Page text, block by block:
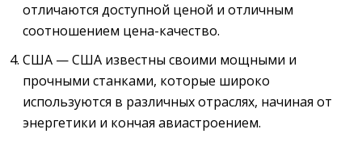
отличаются доступной ценой и отличным
соотношением цена-качество.
США — США известны своими мощными и
прочными станками, которые широко
используются в различных отраслях, начиная от
энергетики и кончая авиастроением.